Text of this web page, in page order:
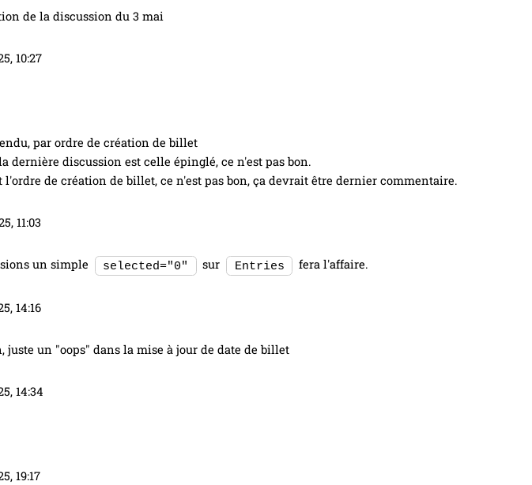
de la discussion du 3 mai
10:27
par ordre de création de billet
dernière discussion est celle épinglé, ce n'est pas bon.
l'ordre de création de billet, ce n'est pas bon, ça devrait être dernier commentaire.
11:03
un simple selected="0" sur Entries fera l'affaire.
14:16
juste un "oops" dans la mise à jour de date de billet
14:34
19:17